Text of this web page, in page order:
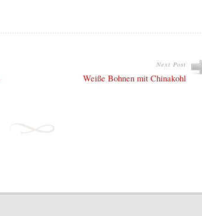
Next Post
Weiße Bohnen mit Chinakohl